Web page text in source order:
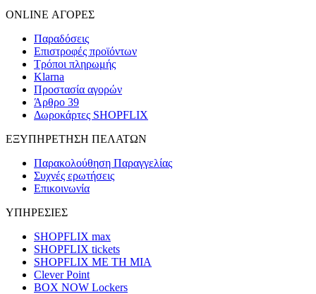
ONLINE ΑΓΟΡΕΣ
Παραδόσεις
Επιστροφές προϊόντων
Τρόποι πληρωμής
Klarna
Προστασία αγορών
Άρθρο 39
Δωροκάρτες SHOPFLIX
ΕΞΥΠΗΡΕΤΗΣΗ ΠΕΛΑΤΩΝ
Παρακολούθηση Παραγγελίας
Συχνές ερωτήσεις
Επικοινωνία
ΥΠΗΡΕΣΙΕΣ
SHOPFLIX max
SHOPFLIX tickets
SHOPFLIX ΜΕ ΤΗ ΜΙΑ
Clever Point
BOX NOW Lockers